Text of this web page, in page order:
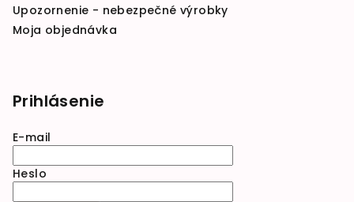
Upozornenie - nebezpečné výrobky
Moja objednávka
Prihlásenie
E-mail
Heslo